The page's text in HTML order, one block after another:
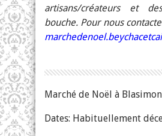
artisans/créateurs et
bouche. Pour nous
Marché de Noël à Blasimon
Dates: Habituellement